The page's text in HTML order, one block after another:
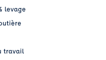
levage
travail